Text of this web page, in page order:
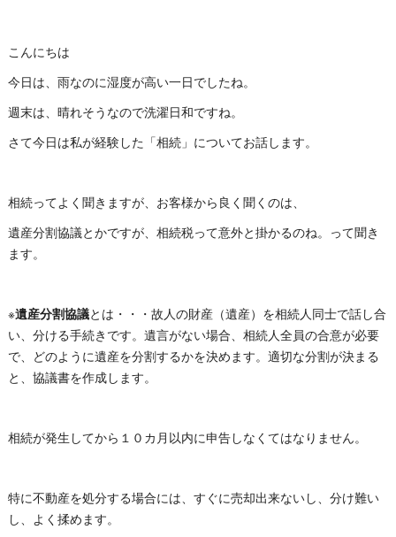
こんにちは
今日は、雨なのに湿度が高い一日でしたね。
週末は、晴れそうなので洗濯日和ですね。
さて今日は私が経験した「相続」についてお話します。
相続ってよく聞きますが、お客様から良く聞くのは、
遺産分割協議とかですが、相続税って意外と掛かるのね。って聞き
ます。
※遺産分割協議とは・・・故人の財産（遺産）を相続人同士で話し合
い、分ける手続きです。遺言がない場合、相続人全員の合意が必要
で、どのように遺産を分割するかを決めます。適切な分割が決まる
と、協議書を作成します。
相続が発生してから１０カ月以内に申告しなくてはなりません。
特に不動産を処分する場合には、すぐに売却出来ないし、分け難い
し、よく揉めます。